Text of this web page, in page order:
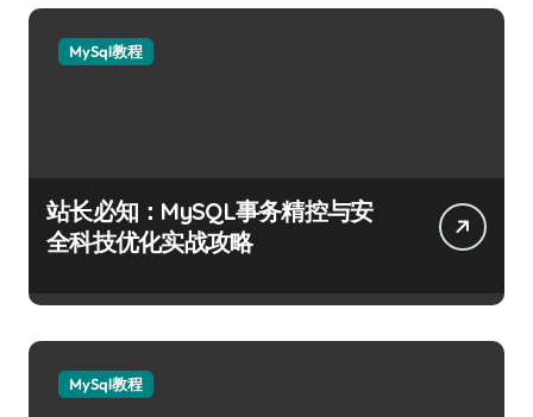
MySql教程
站长必知：MySQL事务精控与安
全科技优化实战攻略
MySql教程